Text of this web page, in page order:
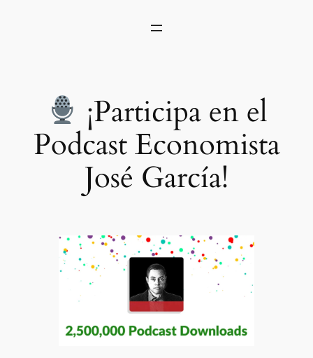
¡Participa en el
Podcast Economista
José García!